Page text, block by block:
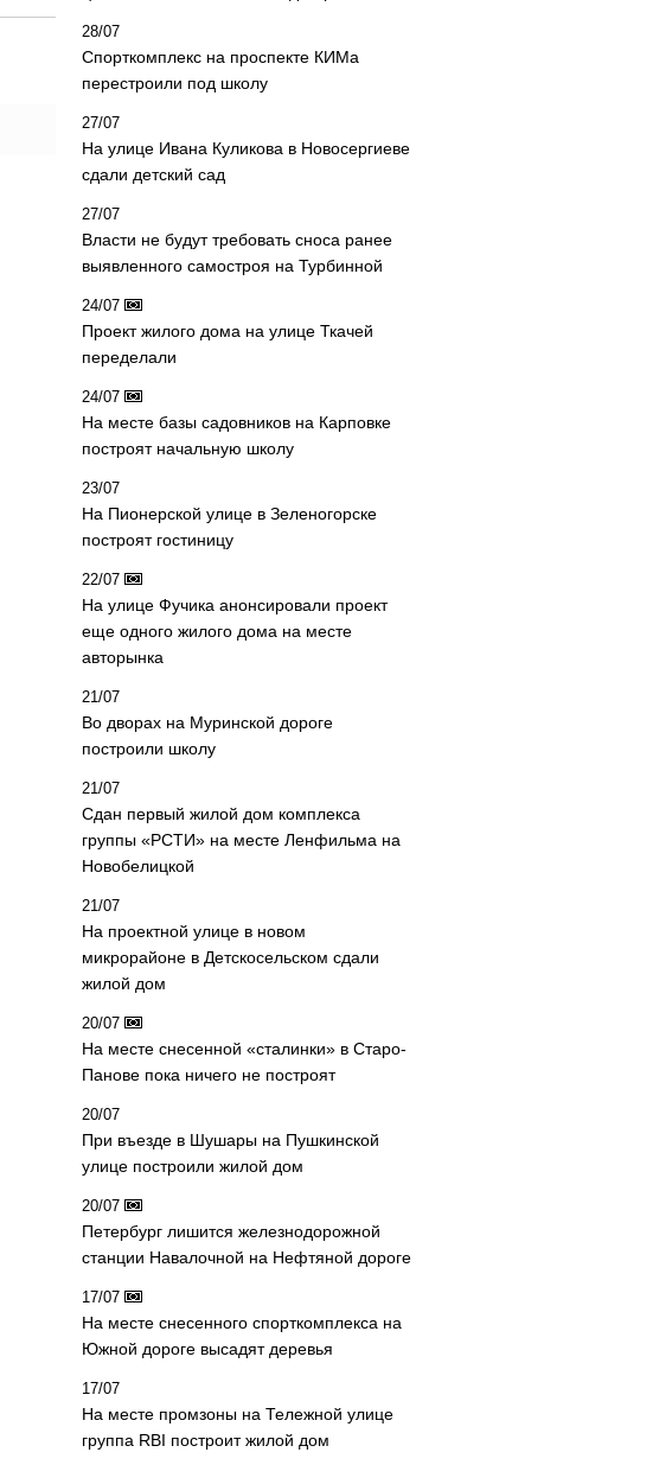
28/07
Спорткомплекс на проспекте КИМа
перестроили под школу
27/07
На улице Ивана Куликова в Новосергиеве
сдали детский сад
27/07
Власти не будут требовать сноса ранее
выявленного самостроя на Турбинной
24/07
Проект жилого дома на улице Ткачей
переделали
24/07
На месте базы садовников на Карповке
построят начальную школу
23/07
На Пионерской улице в Зеленогорске
построят гостиницу
22/07
На улице Фучика анонсировали проект
еще одного жилого дома на месте
авторынка
21/07
Во дворах на Муринской дороге
построили школу
21/07
Сдан первый жилой дом комплекса
группы «РСТИ» на месте Ленфильма на
Новобелицкой
21/07
На проектной улице в новом
микрорайоне в Детскосельском сдали
жилой дом
20/07
На месте снесенной «сталинки» в Старо-
Панове пока ничего не построят
20/07
При въезде в Шушары на Пушкинской
улице построили жилой дом
20/07
Петербург лишится железнодорожной
станции Навалочной на Нефтяной дороге
17/07
На месте снесенного спорткомплекса на
Южной дороге высадят деревья
17/07
На месте промзоны на Тележной улице
группа RBI построит жилой дом